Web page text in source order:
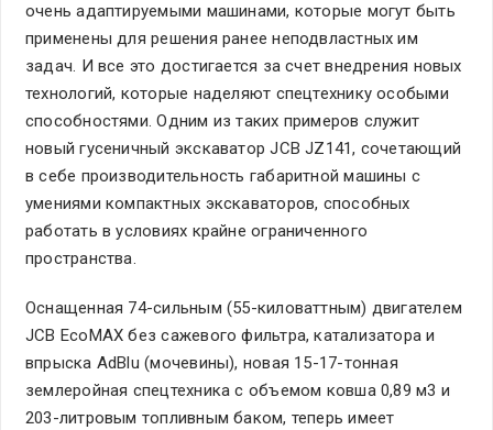
очень адаптируемыми машинами, которые могут быть
применены для решения ранее неподвластных им
задач. И все это достигается за счет внедрения новых
технологий, которые наделяют спецтехнику особыми
способностями. Одним из таких примеров служит
новый гусеничный экскаватор JCB JZ141, сочетающий
в себе производительность габаритной машины с
умениями компактных экскаваторов, способных
работать в условиях крайне ограниченного
пространства.
Оснащенная 74-сильным (55-киловаттным) двигателем
JCB EcoMAX без сажевого фильтра, катализатора и
впрыска AdBlu (мочевины), новая 15-17-тонная
землеройная спецтехника с объемом ковша 0,89 м3 и
203-литровым топливным баком, теперь имеет